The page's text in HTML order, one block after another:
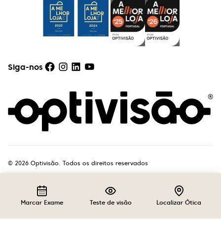
Siga-nos
© 2026 Optivisão. Todos os direitos reservados
Marcar Exame Teste de visão Localizar Ótica